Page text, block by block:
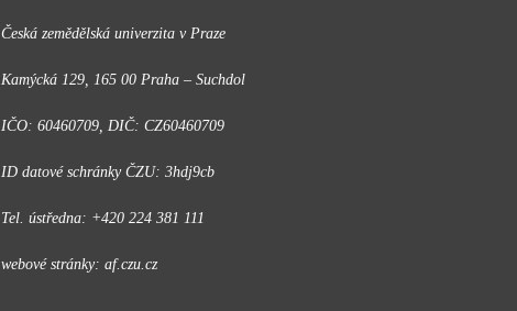
Česká zemědělská univerzita v Praze
Kamýcká 129, 165 00 Praha – Suchdol
IČO: 60460709, DIČ: CZ60460709
ID datové schránky ČZU: 3hdj9cb
Tel. ústředna: +420 224 381 111
webové stránky: af.czu.cz